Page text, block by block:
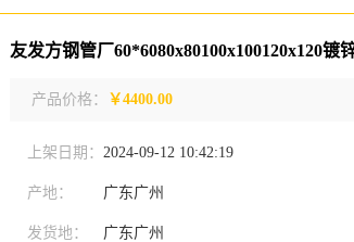
产品价格： ￥4400.00
上架日期： 2024-09-12 10:42:19
产地： 广东广州
发货地： 广东广州